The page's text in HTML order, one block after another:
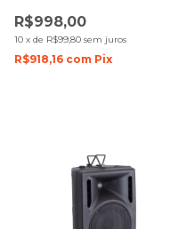
R$998,00
10 x de R$99,80 sem juros
R$918,16 com Pix